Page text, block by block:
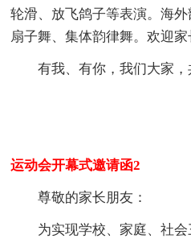
轮滑、放飞鸽子等表演。海
扇子舞、集体韵律舞。欢迎家
有我、有你，我们大家
运动会开幕式邀请函2
尊敬的家长朋友：
为实现学校、家庭、社